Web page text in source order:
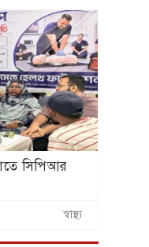
সিপিআর
স্বাস্থ্য